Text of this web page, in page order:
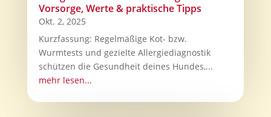
Vorsorge, Werte & praktische Tipps
Okt. 2, 2025
Kurzfassung: Regelmäßige Kot- bzw.
Wurmtests und gezielte Allergiediagnostik
schützen die Gesundheit deines Hundes,...
mehr lesen...